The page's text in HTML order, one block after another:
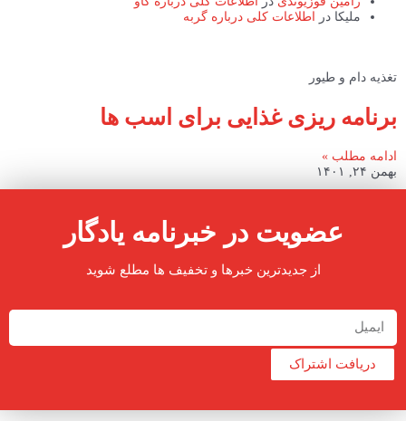
ملیکا در اطلاعات کلی درباره گربه
تغذیه دام و طیور
برنامه ریزی غذایی برای اسب ها
ادامه مطلب »
بهمن ۲۴, ۱۴۰۱
عضویت در خبرنامه یادگار
از جدیدترین خبرها و تخفیف ها مطلع شوید
دریافت اشتراک